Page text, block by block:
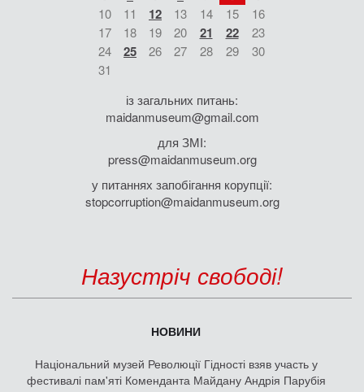
10
11 12 13 14 15
16
17
18 19 20 21 22
23
24
25 26 27 28 29
30
31
із загальних питань:
maidanmuseum@gmail.com
для ЗМІ:
press@maidanmuseum.org
у питаннях запобігання корупції:
stopcorruption@maidanmuseum.org
Назустріч свободі!
НОВИНИ
Національний музей Революції Гідності взяв участь у
фестивалі пам'яті Коменданта Майдану Андрія Парубія